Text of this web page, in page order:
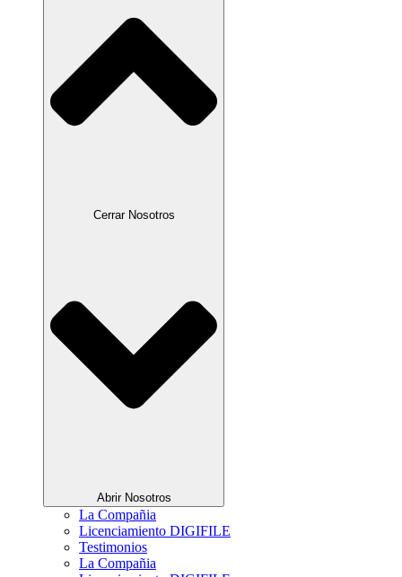
Cerrar Nosotros
Abrir Nosotros
La Compañia
Licenciamiento DIGIFILE
Testimonios
La Compañia